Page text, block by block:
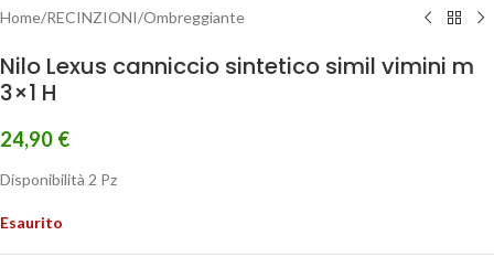
Home/RECINZIONI/Ombreggiante
Nilo Lexus canniccio sintetico simil vimini m
3×1 H
24,90 €
Disponibilità 2 Pz
Esaurito